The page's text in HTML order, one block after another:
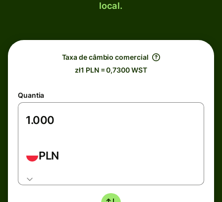
local.
Taxa de câmbio comercial
zł1 PLN = 0,7300 WST
Quantia
PLN